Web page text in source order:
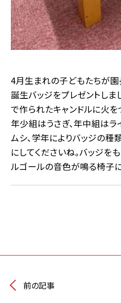
4月生まれの子どもたちが園
誕生バッジをプレゼントしま
で作られたキャンドルに火を
年少組はうさぎ、年中組はラ
ムシ、学年によりバッジの種
にしてくださいね。バッジを
ルゴールの音色が鳴る椅子に
前の記事